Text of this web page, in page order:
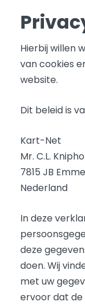
Hierbij willen
van cookies
website.
Dit beleid is
Kart-Net
Mr. C.L.
7815 JB
Nederland
In deze
deze
doen. Wij
met uw
ervoor dat de